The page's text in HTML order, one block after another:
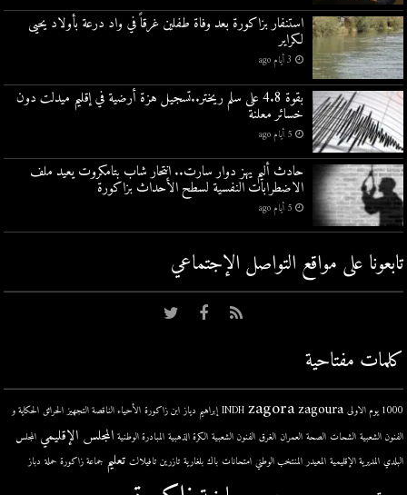
استنفار بزاكورة بعد وفاة طفلين غرقاً في واد درعة بأولاد يحيى
لكراير
3 أيام ago
بقوة 4.8 على سلم ريختر..تسجيل هزة أرضية في إقليم ميدلت دون
خسائر معلنة
5 أيام ago
حادث أليم يهز دوار سارت.. انتحار شاب بتامكروت يعيد ملف
الاضطرابات النفسية لسطح الأحداث بزاكورة
5 أيام ago
تابعونا على مواقع التواصل اﻹجتماعي
كلمات مفتاحية
1000 يوم الاولى INDH zagora zagoura إبراهيم دياز ابن زاكورة الأحياء الناقصة التجهيز الحرائق الحكاية و
الفنون الشعبية الشحات الصحة العمران الغرق الفنون الشعبية الكرة الذهبية المبادرة الوطنية المجلس الإقليمي المجلس
البلدي المديرية الإقليمية المعيدر المنتخب الوطني امتحانات باك بلغارية تازرين تافيلالت تعليم جماعة زاكورة حملة دباز